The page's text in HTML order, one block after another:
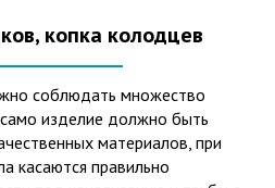
из всех существующих
для хозяйственных
ила при чистке могут
Нет необходимости
машину. Системы
копка колодцев
соблюдать множество
изделие должно быть
материалов, при
касаются правильно